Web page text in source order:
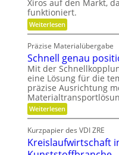
r
g
l
e
i
c
h
e
i
d
e
n
i
a
l
e
e
r
B
a
u
t
e
i
l
e
s
Xiros auf den Markt,
funktioniert.
Weiterlesen:
W
r
t
u
n
g
s
f
r
e
e
s
H
Präzise Materialübergabe
Schnell genau
Mit der
eine Lösung für die
präzise Ausrichtung
Weiterlesen:
S
h
n
e
Kurzpapier des VDI ZRE
Kreislaufwirtschaft